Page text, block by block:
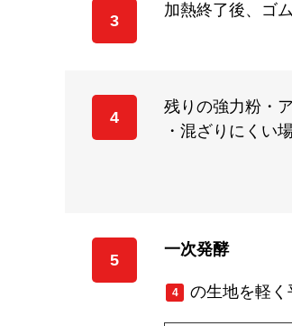
3
加熱終了後、ゴ
4
残りの強力粉・
・混ざりにくい
5
一次発酵
4 の生地を軽